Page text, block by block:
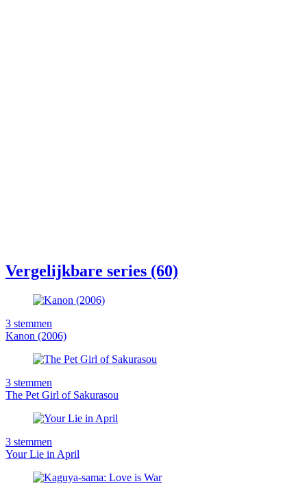
Vergelijkbare series (60)
3 stemmen
Kanon (2006)
3 stemmen
The Pet Girl of Sakurasou
3 stemmen
Your Lie in April